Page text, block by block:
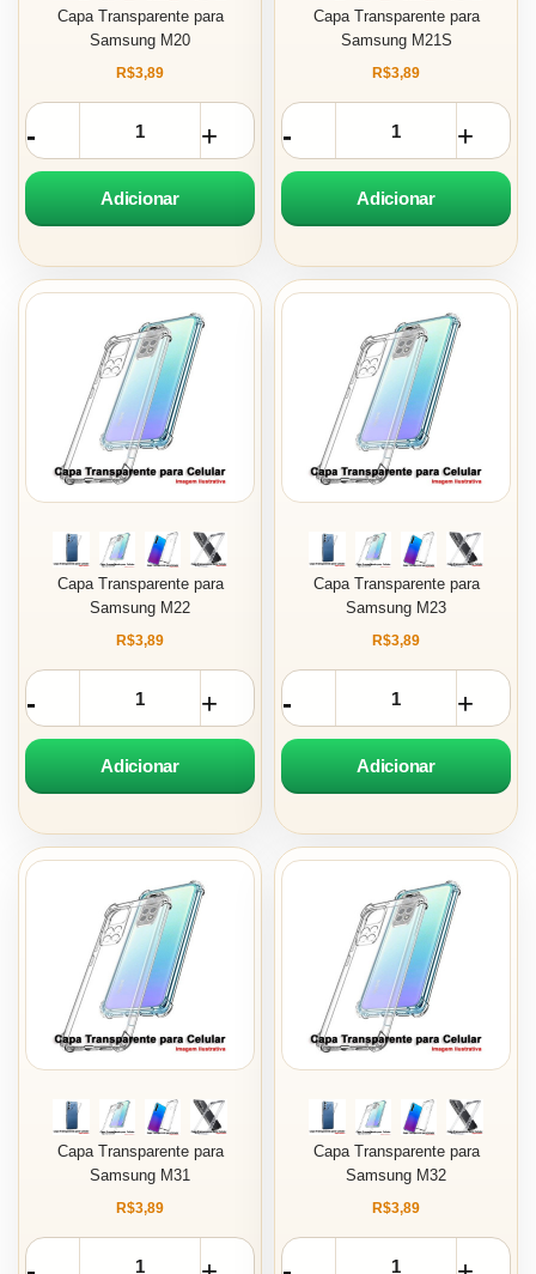
Capa Transparente para
Samsung M20
R$3,89
Adicionar
Capa Transparente para
Samsung M21S
R$3,89
Adicionar
Capa Transparente para
Samsung M22
R$3,89
Adicionar
Capa Transparente para
Samsung M23
R$3,89
Adicionar
Capa Transparente para
Samsung M31
R$3,89
Capa Transparente para
Samsung M32
R$3,89